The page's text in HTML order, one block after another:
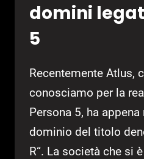
domini
5
Recentemente Atlus,
conosciamo per la
Persona 5, ha
dominio del titolo
R“. La società che si